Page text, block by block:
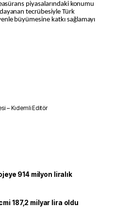
piyasalarındaki konumu
tecrübesiyle Türk
büyümesine katkı sağlamayı
– Kıdemli Editör
914 milyon liralık
187,2 milyar lira oldu